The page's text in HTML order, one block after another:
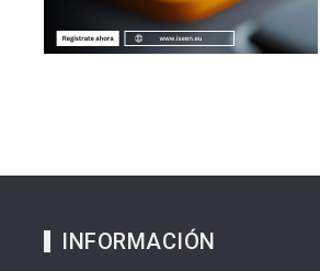
INFORMACIÓN